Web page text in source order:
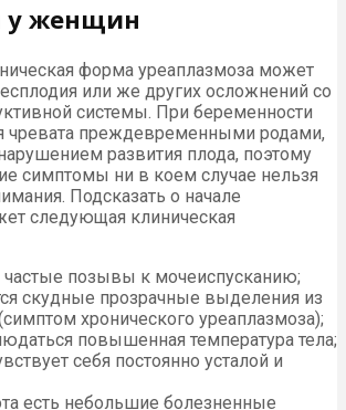
женщин
форма уреаплазмоза может
или же других осложнений со
системы. При беременности
чревата преждевременными родами,
развития плода, поэтому
симптомы ни в коем случае нельзя
Подсказать о начале
следующая клиническая
частые позывы к мочеиспусканию;
скудные прозрачные выделения из
хронического уреаплазмоза);
повышенная температура тела;
себя постоянно усталой и
есть небольшие болезненные